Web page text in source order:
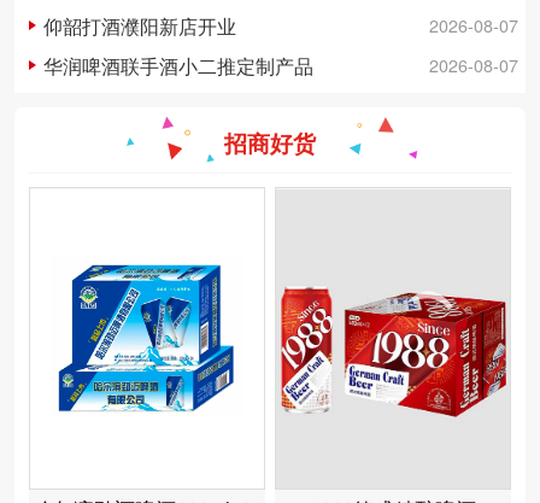
2026-08-07
仰韶打酒濮阳新店开业
2026-08-07
华润啤酒联手酒小二推定制产品
招商好货